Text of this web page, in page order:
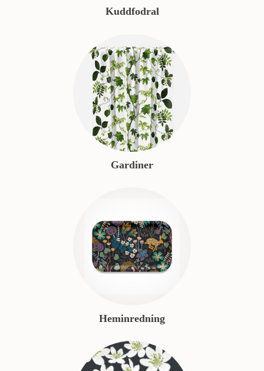
Kuddfodral
Gardiner
Heminredning